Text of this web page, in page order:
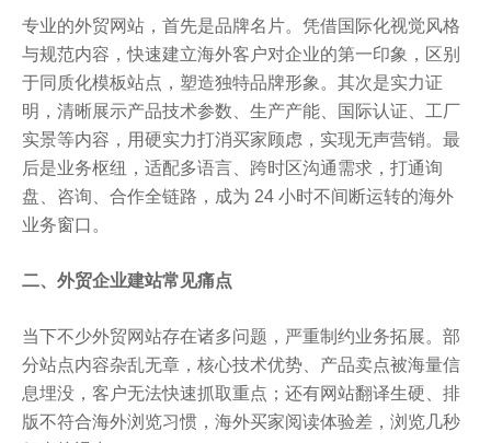
专业的外贸网站，首先是品牌名片。凭借国际化视觉风格
与规范内容，快速建立海外客户对企业的第一印象，区别
于同质化模板站点，塑造独特品牌形象。其次是实力证
明，清晰展示产品技术参数、生产产能、国际认证、工厂
实景等内容，用硬实力打消买家顾虑，实现无声营销。最
后是业务枢纽，适配多语言、跨时区沟通需求，打通询
盘、咨询、合作全链路，成为 24 小时不间断运转的海外
业务窗口。
二、外贸企业建站常见痛点
当下不少外贸网站存在诸多问题，严重制约业务拓展。部
分站点内容杂乱无章，核心技术优势、产品卖点被海量信
息埋没，客户无法快速抓取重点；还有网站翻译生硬、排
版不符合海外浏览习惯，海外买家阅读体验差，浏览几秒